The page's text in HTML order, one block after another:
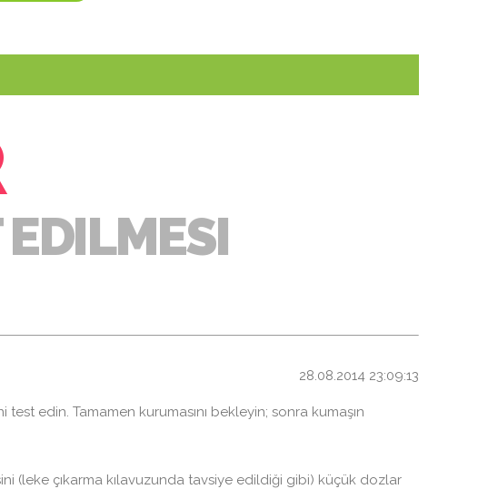
28.08.2014 23:09:13
edin. Tamamen kurumasını bekleyin; sonra kumaşın
(leke çıkarma kılavuzunda tavsiye edildiği gibi) küçük dozlar